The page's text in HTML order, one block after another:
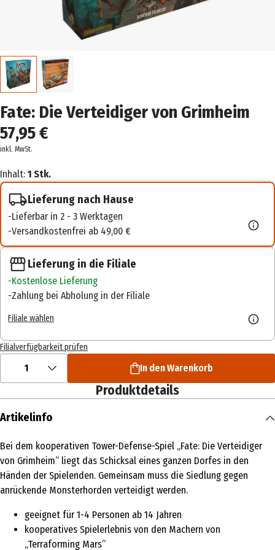
Fate: Die Verteidiger von Grimheim
57,95 €
inkl. MwSt.
Inhalt: 1 Stk.
Lieferung nach Hause
Lieferbar in 2 - 3 Werktagen
Versandkostenfrei ab 49,00 €
Lieferung in die Filiale
Kostenlose Lieferung
Zahlung bei Abholung in der Filiale
Filiale wählen
Filialverfügbarkeit prüfen
1 In den Warenkorb
Produktdetails
Artikelinfo
Bei dem kooperativen Tower-Defense-Spiel „Fate: Die Verteidiger
von Grimheim“ liegt das Schicksal eines ganzen Dorfes in den
Händen der Spielenden. Gemeinsam muss die Siedlung gegen
anrückende Monsterhorden verteidigt werden.
geeignet für 1-4 Personen ab 14 Jahren
kooperatives Spielerlebnis von den Machern von
„Terraforming Mars“